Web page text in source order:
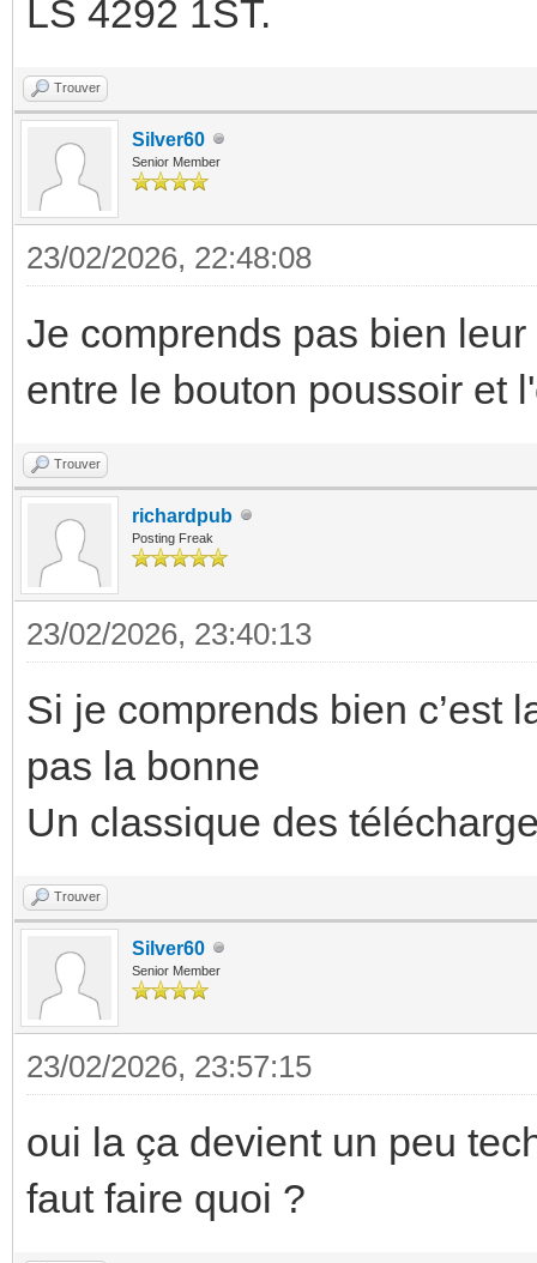
LS 4292 1ST.
Trouver
Silver60
Senior Member
23/02/2026, 22:48:08
Je comprends pas bien
entre le bouton poussoir et
Trouver
richardpub
Posting Freak
23/02/2026, 23:40:13
Si je comprends bien c’est
pas la bonne
Un classique des
Trouver
Silver60
Senior Member
23/02/2026, 23:57:15
oui la ça devient un peu
faut faire quoi ?